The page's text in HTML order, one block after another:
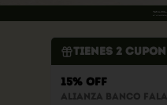
Tienes 2
15% OFF
Alianza Banco